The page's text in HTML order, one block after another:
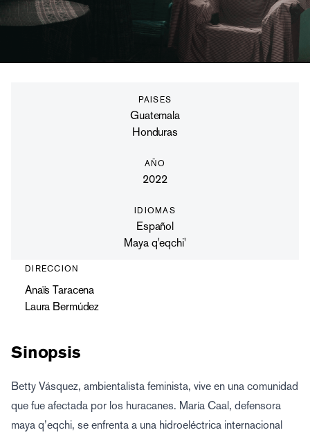
DIRECCION
Anaïs Taracena
Laura Bermúdez
PAISES
Guatemala
Honduras
AÑO
2022
IDIOMAS
Español
Maya q'eqchi'
Sinopsis
Betty Vásquez, ambientalista feminista, vive en una comunidad
que fue afectada por los huracanes. María Caal, defensora
maya q’eqchi, se enfrenta a una hidroeléctrica internacional